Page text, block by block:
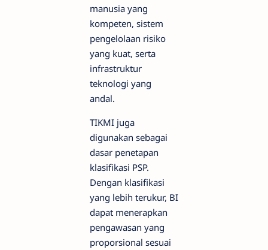
manusia yang
kompeten, sistem
pengelolaan risiko
yang kuat, serta
infrastruktur
teknologi yang
andal.
TIKMI juga
digunakan sebagai
dasar penetapan
klasifikasi PSP.
Dengan klasifikasi
yang lebih terukur, BI
dapat menerapkan
pengawasan yang
proporsional sesuai